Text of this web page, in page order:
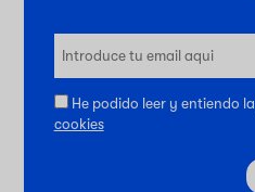
He podido leer y entiendo la
cookies